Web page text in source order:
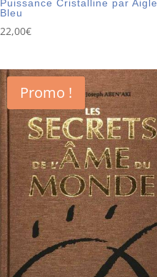
Puissance Cristalline par Aigle
Bleu
22,00€
Promo !